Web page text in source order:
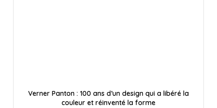
Verner Panton : 100 ans d’un design qui a libéré la
couleur et réinventé la forme